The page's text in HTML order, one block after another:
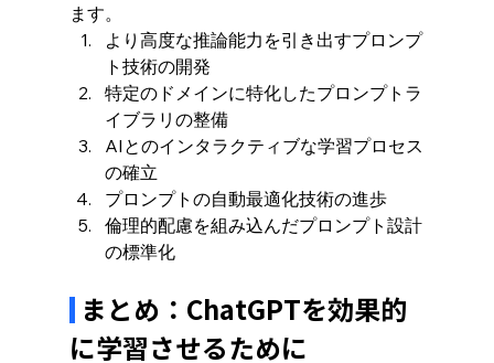
ます。
より高度な推論能力を引き出すプロンプ
ト技術の開発
特定のドメインに特化したプロンプトラ
イブラリの整備
AIとのインタラクティブな学習プロセス
の確立
プロンプトの自動最適化技術の進歩
倫理的配慮を組み込んだプロンプト設計
の標準化
まとめ：ChatGPTを効果的
に学習させるために